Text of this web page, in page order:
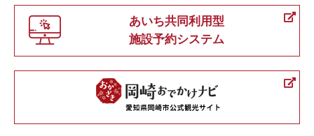
あいち共同利用型
施設予約システム